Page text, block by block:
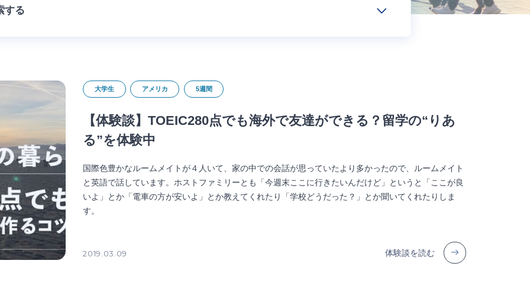
する
大学生 アメリカ 5週間
【体験談】TOEIC280点でも海外で友達ができる？留学の“りあ
る”を体験中
国際色豊かなルームメイトが４人いて、家の中での会話が思っていたより多かったので、ルームメイト
と英語で話しています。ホストファミリーとも「今週末ここに行きたいんだけど」というと「ここが良
いよ」とか「電車の方が安いよ」とか教えてくれたり「学校どうだった？」とか聞いてくれたりしま
す。
2019.03.09 体験談を読む